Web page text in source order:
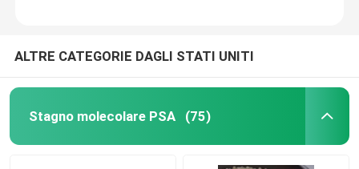
ALTRE CATEGORIE DAGLI STATI UNITI
Stagno molecolare PSA (75)